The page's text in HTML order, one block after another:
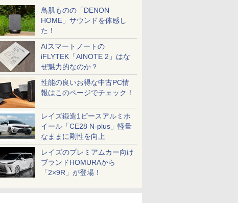
鳥肌ものの「DENON
HOME」サウンドを体感し
た！
AIスマートノートの
iFLYTEK「AINOTE 2」はな
ぜ魅力的なのか？
性能の良いお得な中古PC情
報はこのページでチェック！
レイズ鍛造1ピースアルミホ
イール「CE28 N-plus」軽量
なままに剛性を向上
レイズのプレミアムカー向け
ブランドHOMURAから
「2×9R」が登場！